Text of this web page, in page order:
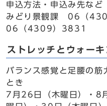
申込方法・申込み先な
みどり景観課 06（
06（4309）3831
ストレッチとウォー
バランス感覚と足腰の筋
とき
7月26日（木曜日）・8